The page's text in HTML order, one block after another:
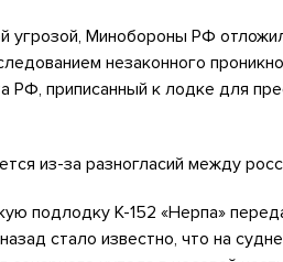
угрозой, Минобороны РФ
незаконного
РФ, приписанный к лодке для
из-за разногласий между
подлодку К-152 «Нерпа»
стало известно, что на